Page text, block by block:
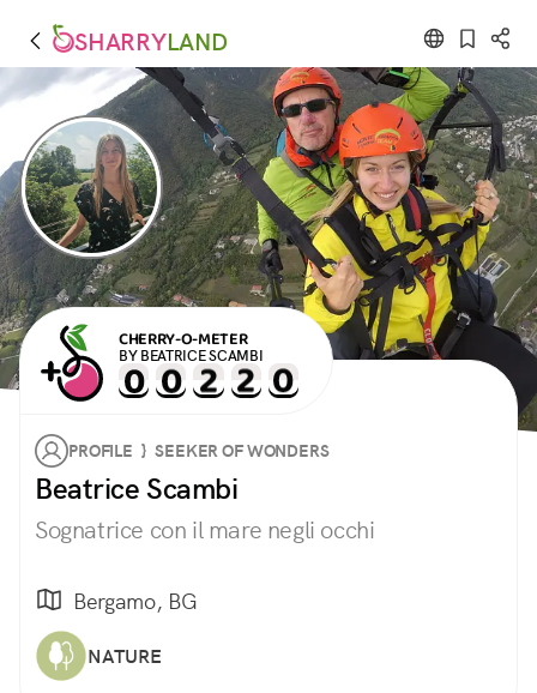
SHARRYLAND
CHERRY-O-METER
BY BEATRICE SCAMBI
PROFILE } SEEKER OF WONDERS
Beatrice Scambi
Sognatrice con il mare negli occhi
Bergamo, BG
NATURE